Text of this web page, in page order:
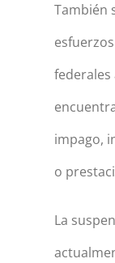
También
federales
impago,
o
La